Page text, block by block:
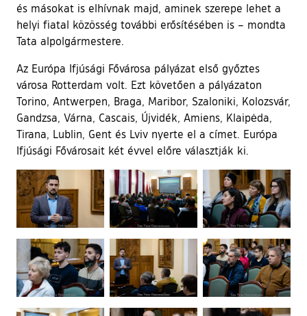
és másokat is elhívnak majd, aminek szerepe lehet a
helyi fiatal közösség további erősítésében is – mondta
Tata alpolgármestere.
Az Európa Ifjúsági Fővárosa pályázat első győztes
városa Rotterdam volt. Ezt követően a pályázaton
Torino, Antwerpen, Braga, Maribor, Szaloniki, Kolozsvár,
Gandzsa, Várna, Cascais, Újvidék, Amiens, Klaipėda,
Tirana, Lublin, Gent és Lviv nyerte el a címet. Európa
Ifjúsági Fővárosait két évvel előre választják ki.
Ugrás a galéria utánra